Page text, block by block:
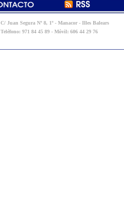
C/ Juan Segura Nº 8, 1º - Manacor - Illes Balears
Teléfono: 971 84 45 89 - Móvil: 606 44 29 76